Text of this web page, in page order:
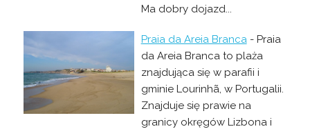
Ma dobry dojazd...
Praia da Areia Branca- Praia
da Areia Branca to plaża
znajdująca się w parafii i
gminie Lourinhã, w Portugalii.
Znajduje się prawie na
granicy okręgów Lizbona i